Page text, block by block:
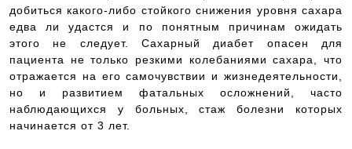
добиться какого-либо стойкого снижения уровня сахара
едва ли удастся и по понятным причинам ожидать
этого не следует. Сахарный диабет опасен для
пациента не только резкими колебаниями сахара, что
отражается на его самочувствии и жизнедеятельности,
но и развитием фатальных осложнений, часто
наблюдающихся у больных, стаж болезни которых
начинается от 3 лет.